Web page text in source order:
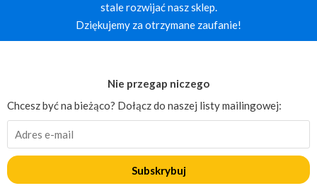
stale rozwijać nasz sklep.
Dziękujemy za otrzymane zaufanie!
Nie przegap niczego
Chcesz być na bieżąco? Dołącz do naszej listy mailingowej:
Subskrybuj